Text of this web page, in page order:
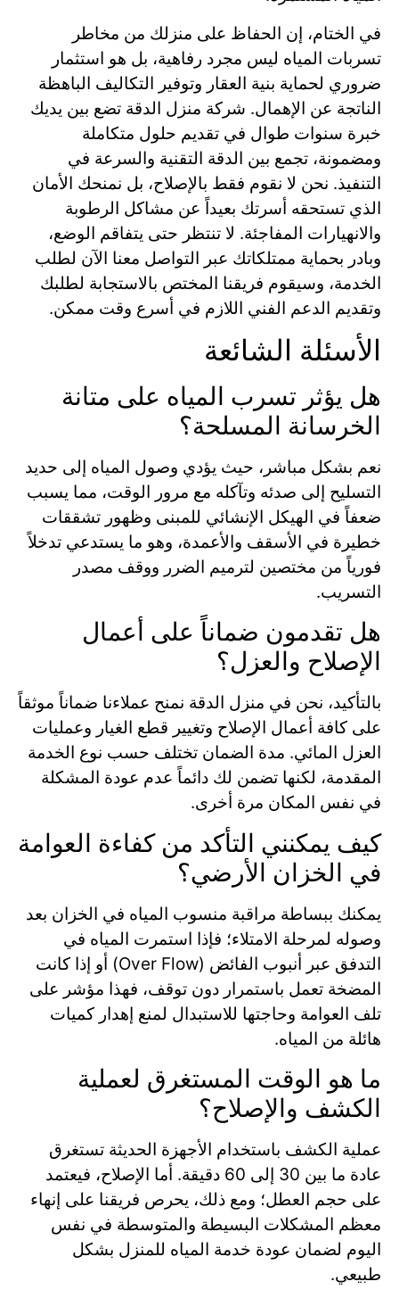
في الختام، إن الحفاظ على منزلك من مخاطر
تسربات المياه ليس مجرد رفاهية، بل هو استثمار
ضروري لحماية بنية العقار وتوفير التكاليف الباهظة
الناتجة عن الإهمال. شركة منزل الدقة تضع بين يديك
خبرة سنوات طوال في تقديم حلول متكاملة
ومضمونة، تجمع بين الدقة التقنية والسرعة في
التنفيذ. نحن لا نقوم فقط بالإصلاح، بل نمنحك الأمان
الذي تستحقه أسرتك بعيداً عن مشاكل الرطوبة
والانهيارات المفاجئة. لا تنتظر حتى يتفاقم الوضع،
وبادر بحماية ممتلكاتك عبر التواصل معنا الآن لطلب
الخدمة، وسيقوم فريقنا المختص بالاستجابة لطلبك
وتقديم الدعم الفني اللازم في أسرع وقت ممكن.
الأسئلة الشائعة
هل يؤثر تسرب المياه على متانة
الخرسانة المسلحة؟
نعم بشكل مباشر، حيث يؤدي وصول المياه إلى حديد
التسليح إلى صدئه وتآكله مع مرور الوقت، مما يسبب
ضعفاً في الهيكل الإنشائي للمبنى وظهور تشققات
خطيرة في الأسقف والأعمدة، وهو ما يستدعي تدخلاً
فورياً من مختصين لترميم الضرر ووقف مصدر
التسريب.
هل تقدمون ضماناً على أعمال
الإصلاح والعزل؟
بالتأكيد، نحن في منزل الدقة نمنح عملاءنا ضماناً موثقاً
على كافة أعمال الإصلاح وتغيير قطع الغيار وعمليات
العزل المائي. مدة الضمان تختلف حسب نوع الخدمة
المقدمة، لكنها تضمن لك دائماً عدم عودة المشكلة
في نفس المكان مرة أخرى.
كيف يمكنني التأكد من كفاءة العوامة
في الخزان الأرضي؟
يمكنك ببساطة مراقبة منسوب المياه في الخزان بعد
وصوله لمرحلة الامتلاء؛ فإذا استمرت المياه في
التدفق عبر أنبوب الفائض (Over Flow) أو إذا كانت
المضخة تعمل باستمرار دون توقف، فهذا مؤشر على
تلف العوامة وحاجتها للاستبدال لمنع إهدار كميات
هائلة من المياه.
ما هو الوقت المستغرق لعملية
الكشف والإصلاح؟
عملية الكشف باستخدام الأجهزة الحديثة تستغرق
عادة ما بين 30 إلى 60 دقيقة. أما الإصلاح، فيعتمد
على حجم العطل؛ ومع ذلك، يحرص فريقنا على إنهاء
معظم المشكلات البسيطة والمتوسطة في نفس
اليوم لضمان عودة خدمة المياه للمنزل بشكل
طبيعي.